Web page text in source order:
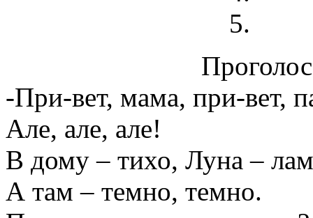
-При-вет, мама, при-вет,
Але, але, але!
В дому – тихо, Луна –
А там – темно, темно.